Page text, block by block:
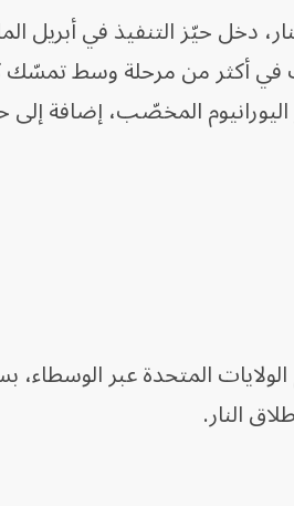
دخل حيّز التنفيذ في أبريل
في أكثر من مرحلة وسط
المخصّب، إضافة إلى
المتحدة عبر
النار.